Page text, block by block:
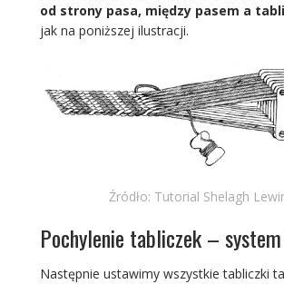
od strony pasa, między pasem a
jak na poniższej ilustracji.
Źródło: Tutorial Shelagh
Pochylenie tabliczek – system
Następnie ustawimy wszystkie tabliczki